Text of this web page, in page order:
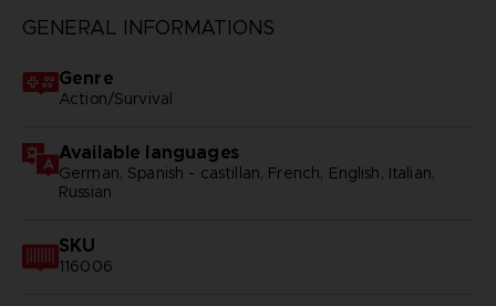
GENERAL INFORMATIONS
Genre
Action/Survival
Available languages
German, Spanish - castillan, French, English, Italian,
Russian
SKU
116006